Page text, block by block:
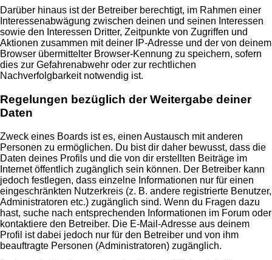
Darüber hinaus ist der Betreiber berechtigt, im Rahmen einer
Interessenabwägung zwischen deinen und seinen Interessen
sowie den Interessen Dritter, Zeitpunkte von Zugriffen und
Aktionen zusammen mit deiner IP-Adresse und der von deinem
Browser übermittelter Browser-Kennung zu speichern, sofern
dies zur Gefahrenabwehr oder zur rechtlichen
Nachverfolgbarkeit notwendig ist.
Regelungen bezüglich der Weitergabe deiner
Daten
Zweck eines Boards ist es, einen Austausch mit anderen
Personen zu ermöglichen. Du bist dir daher bewusst, dass die
Daten deines Profils und die von dir erstellten Beiträge im
Internet öffentlich zugänglich sein können. Der Betreiber kann
jedoch festlegen, dass einzelne Informationen nur für einen
eingeschränkten Nutzerkreis (z. B. andere registrierte Benutzer,
Administratoren etc.) zugänglich sind. Wenn du Fragen dazu
hast, suche nach entsprechenden Informationen im Forum oder
kontaktiere den Betreiber. Die E-Mail-Adresse aus deinem
Profil ist dabei jedoch nur für den Betreiber und von ihm
beauftragte Personen (Administratoren) zugänglich.